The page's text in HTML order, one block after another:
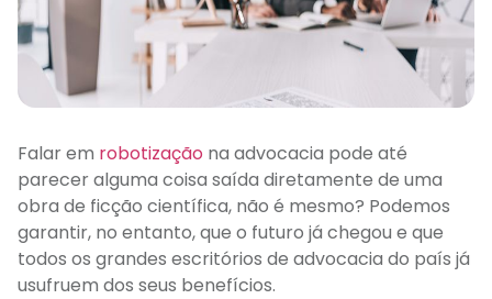
Falar em robotização na advocacia pode até
parecer alguma coisa saída diretamente de uma
obra de ficção científica, não é mesmo? Podemos
garantir, no entanto, que o futuro já chegou e que
todos os grandes escritórios de advocacia do país já
usufruem dos seus benefícios.